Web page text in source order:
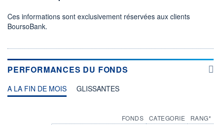
Ces informations sont exclusivement réservées aux clients
BoursoBank.
PERFORMANCES DU FONDS
A LA FIN DE MOIS GLISSANTES
FONDS CATEGORIE RANG*